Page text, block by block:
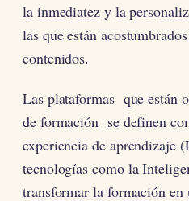
la inmediatez y la
las que están
contenidos.
Las plataformas que están
de formación se definen
experiencia de aprendizaje
tecnologías como la
transformar la formación en